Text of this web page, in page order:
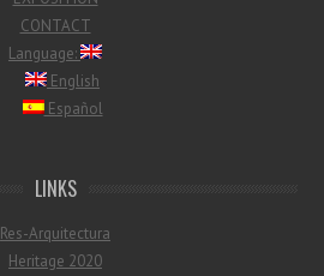
CONTACT
Language:
English
Español
LINKS
Res-Arquitectura
Heritage 2020